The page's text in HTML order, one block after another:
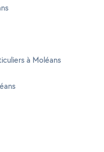
à Moléans